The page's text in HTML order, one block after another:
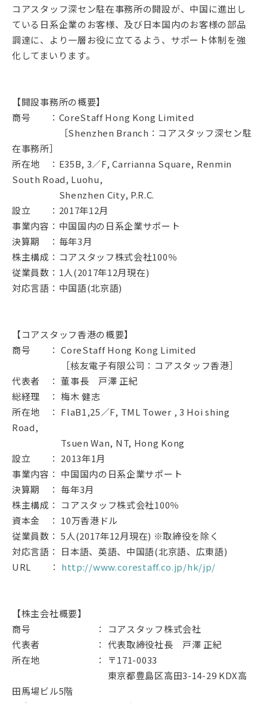
コアスタッフ深セン駐在事務所の開設が、中国に進出し
ている日系企業のお客様、及び日本国内のお客様の部品
調達に、より一層お役に立てるよう、サポート体制を強
化してまいります。
【開設事務所の概要】
商号 ：CoreStaff Hong Kong Limited
［Shenzhen Branch：コアスタッフ深セン駐
在事務所］
所在地 ：E35B, 3／F, Carrianna Square, Renmin
South Road, Luohu,
Shenzhen City, P.R.C.
設立 ：2017年12月
事業内容：中国国内の日系企業サポート
決算期 ：毎年3月
株主構成：コアスタッフ株式会社100％
従業員数：1人(2017年12月現在)
対応言語：中国語(北京語)
【コアスタッフ香港の概要】
商号 ： CoreStaff Hong Kong Limited
［核友電子有限公司：コアスタッフ香港］
代表者 ： 董事長 戸澤 正紀
総経理 ： 梅木 健志
所在地 ： FlaB1,25／F, TML Tower , 3 Hoi shing
Road,
Tsuen Wan, NT, Hong Kong
設立 ： 2013年1月
事業内容： 中国国内の日系企業サポート
決算期 ： 毎年3月
株主構成： コアスタッフ株式会社100％
資本金 ： 10万香港ドル
従業員数： 5人(2017年12月現在) ※取締役を除く
対応言語： 日本語、英語、中国語(北京語、広東語)
URL ： http://www.corestaff.co.jp/hk/jp/
【株主会社概要】
商号 ： コアスタッフ株式会社
代表者 ： 代表取締役社長 戸澤 正紀
所在地 ： 〒171-0033
東京都豊島区高田3-14-29 KDX高
田馬場ビル5階